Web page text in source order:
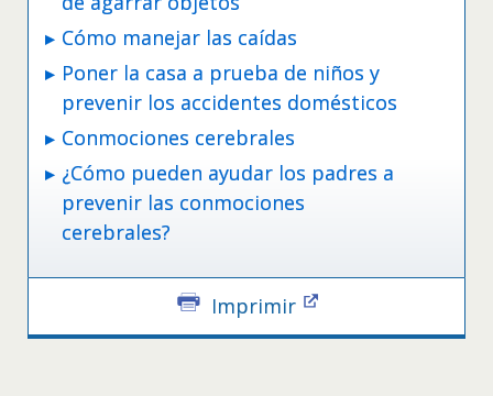
Cómo manejar las caídas
Poner la casa a prueba de niños y
prevenir los accidentes domésticos
Conmociones cerebrales
¿Cómo pueden ayudar los padres a
prevenir las conmociones
cerebrales?
Imprimir